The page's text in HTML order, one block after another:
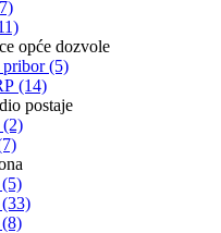
opće dozvole
(5)
(14)
postaje
(2)